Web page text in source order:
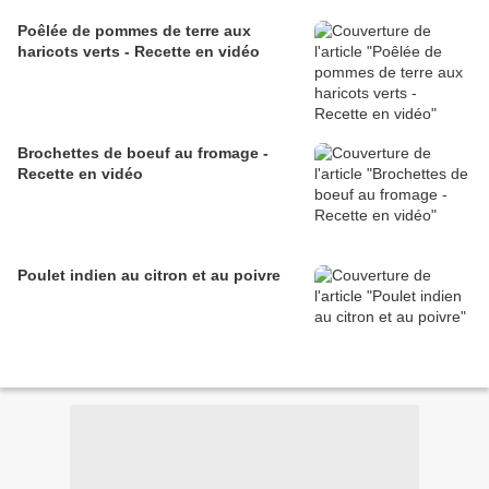
Poêlée de pommes de terre aux
haricots verts - Recette en vidéo
Brochettes de boeuf au fromage -
Recette en vidéo
Poulet indien au citron et au poivre